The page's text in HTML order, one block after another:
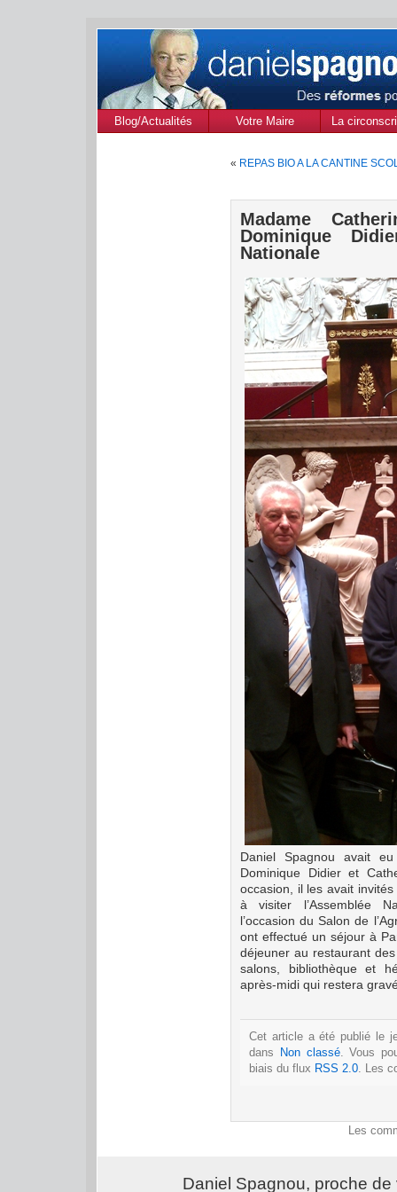
Blog/Actualités Votre Maire
La
« REPAS BIO A LA CANTINE
Madame
Dominique
Nationale
Daniel Spagnou avait
Dominique Didier et
occasion, il les avait
à visiter l’Assemblée
l’occasion du Salon de
ont effectué un séjour à
déjeuner au restaurant
salons, bibliothèque et
après-midi qui restera
Cet article a été publié le
dans Non classé. Vous
biais du flux RSS 2.0 . Les
Les
Daniel Spagnou, proche